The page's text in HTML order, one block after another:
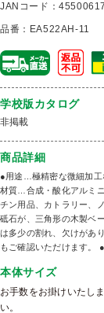
JANコード：
品番： EA522AH-11
学校版カタログ
非掲載
商品詳細
●用途…極精密な微細加
材質…合成・酸化アルミ
チン用品、カトラリー、
砥石が、三角形の木製ベ
は多少の割れ、欠けがあ
もご確認いただけます。
本体サイズ
お手数をお掛けいたし
い。